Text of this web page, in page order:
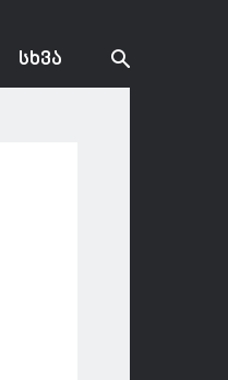
ᲡᲮᲕᲐ